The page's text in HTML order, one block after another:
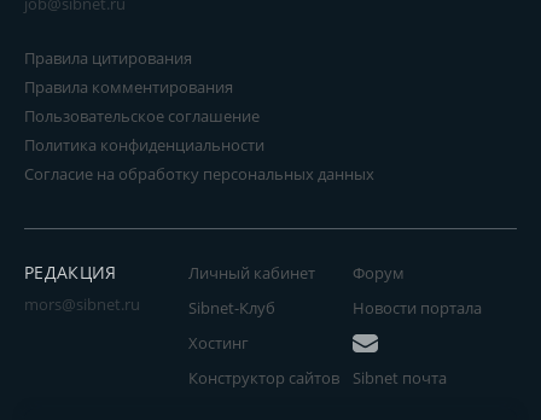
Правила цитирования
Правила комментирования
Пользовательское соглашение
Политика конфиденциальности
Согласие на обработку персональных данных
РЕДАКЦИЯ
mors@sibnet.ru
Личный кабинет
Sibnet-Клуб
Форум
Новости портала
Хостинг
Конструктор сайтов
Sibnet почта